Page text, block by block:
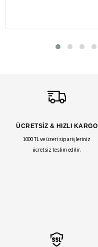
ÜCRETSİZ & HIZLI KARGO
1000 TL ve üzeri siparişleriniz
ücretsiz teslim edilir.